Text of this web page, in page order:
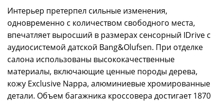
Интерьер претерпел сильные изменения,
одновременно с количеством свободного места,
впечатляет выросший в размерах сенсорный IDrive с
аудиосистемой датской Bang&Olufsen. При отделке
салона использованы высококачественные
материалы, включающие ценные породы дерева,
кожу Exclusive Nappa, алюминиевые хромированные
детали. Объем багажника кроссовера достигает 1870